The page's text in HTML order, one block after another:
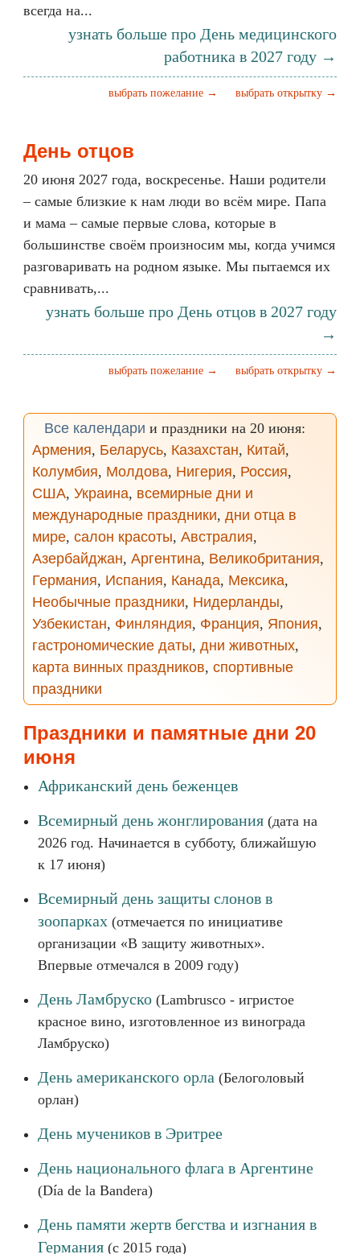
всегда на...
узнать больше про День медицинского
работника в 2027 году →
выбрать открытку →
выбрать пожелание →
День отцов
20 июня 2027 года, воскресенье. Наши родители
– самые близкие к нам люди во всём мире. Папа
и мама – самые первые слова, которые в
большинстве своём произносим мы, когда учимся
разговаривать на родном языке. Мы пытаемся их
сравнивать,...
узнать больше про День отцов в 2027 году
→
выбрать открытку →
выбрать пожелание →
Все календари и праздники на 20 июня:
Армения, Беларусь, Казахстан, Китай,
Колумбия, Молдова, Нигерия, Россия,
США, Украина, всемирные дни и
международные праздники, дни отца в
мире, салон красоты, Австралия,
Азербайджан, Аргентина, Великобритания,
Германия, Испания, Канада, Мексика,
Необычные праздники, Нидерланды,
Узбекистан, Финляндия, Франция, Япония,
гастрономические даты, дни животных,
карта винных праздников, спортивные
праздники
Праздники и памятные дни 20
июня
Африканский день беженцев
Всемирный день жонглирования (дата на
2026 год. Начинается в субботу, ближайшую
к 17 июня)
Всемирный день защиты слонов в
зоопарках (отмечается по инициативе
организации «В защиту животных».
Впервые отмечался в 2009 году)
День Ламбруско (Lambrusco - игристое
красное вино, изготовленное из винограда
Ламбруско)
День американского орла (Белоголовый
орлан)
День мучеников в Эритрее
День национального флага в Аргентине
(Día de la Bandera)
День памяти жертв бегства и изгнания в
Германия (с 2015 года)